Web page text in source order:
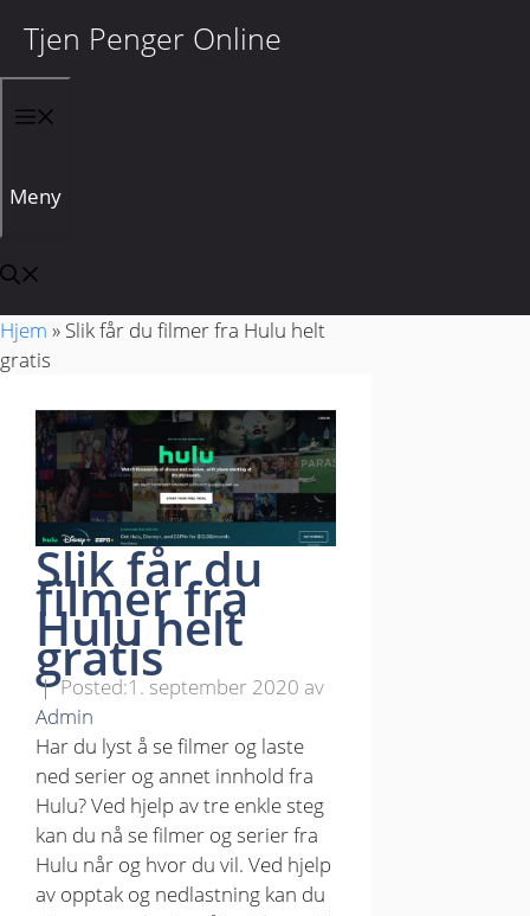
Hopp til innhold
Tjen Penger Online
Meny
Hjem » Slik får du filmer fra Hulu helt
gratis
Slik får du
filmer fra
Hulu helt
gratis1. september 2020 av
Admin
Har du lyst å se filmer og laste
ned serier og annet innhold fra
Hulu? Ved hjelp av tre enkle steg
kan du nå se filmer og serier fra
Hulu når og hvor du vil. Ved hjelp
av opptak og nedlastning kan du